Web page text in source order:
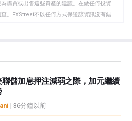
購買或出售這些資產的建議。在做任何投資
。FXStreet不以任何方式保證該資訊沒有錯
商的官方政策或立場。作者不對本頁連結的
在撰寫本文時，作者在本文中提到的任何股票
的任何公司有業務關係。除了FXStreet，作
儲加息押注減弱之際，加元繼續
| 36分鐘以前